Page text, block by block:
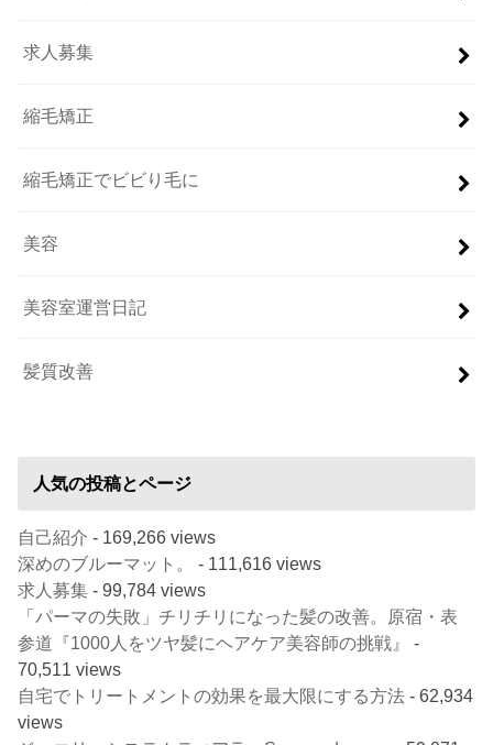
求人募集
縮毛矯正
縮毛矯正でビビり毛に
美容
美容室運営日記
髪質改善
人気の投稿とページ
自己紹介 - 169,266 views
深めのブルーマット。
- 111,616 views
求人募集 - 99,784 views
「パーマの失敗」チリチリになった髪の改善。原宿・表
参道『1000人をツヤ髪にヘアケア美容師の挑戦』
-
70,511 views
自宅でトリートメントの効果を最大限にする方法 - 62,934
views